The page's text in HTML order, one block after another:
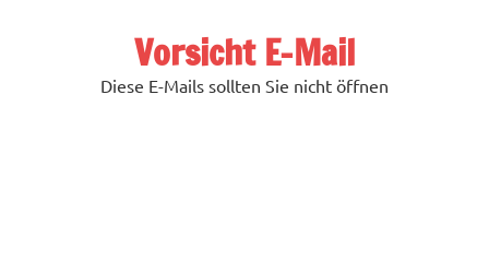
Vorsicht E-Mail
Diese E-Mails sollten Sie nicht öffnen